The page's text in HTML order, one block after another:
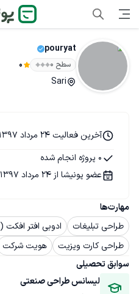
pouryat
سطح ۰ 0
Sari
مهارت‌ها
طراحی تبلیغات
ادوبی افتر افکت (After Effects)
طراحی کارت ویزیت
هویت شرکت
سوابق تحصیلی
لیسانس طراحی صنعتی
آخرین فعالیت 24 مرداد 1397
0 پروژه انجام شده
عضو پونیشا از 24 مرداد 1397